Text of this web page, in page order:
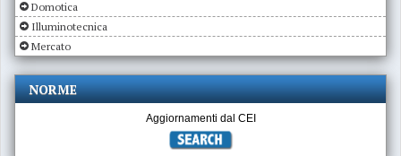
Domotica
Illuminotecnica
Mercato
NORME
Aggiornamenti dal CEI